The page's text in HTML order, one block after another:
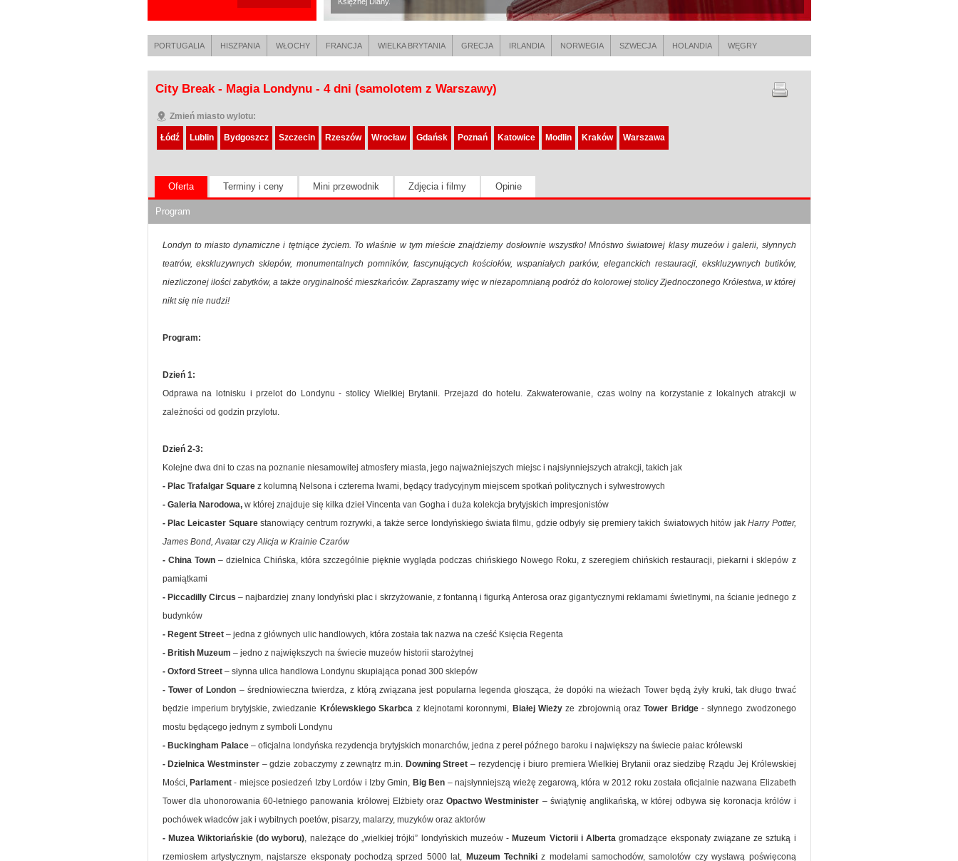
PORTUGALIA HISZPANIA WŁOCHY FRANCJA WIELKA BRYTANIA GRECJA IRLANDIA NORWEGIA SZWECJA HOLANDIA WĘGRY
City Break - Magia Londynu - 4 dni (samolotem z Warszawy)
Zmień miasto wylotu:
Łódź Lublin Bydgoszcz Szczecin Rzeszów Wrocław Gdańsk Poznań Katowice Modlin Kraków Warszawa
Oferta Terminy i ceny Mini przewodnik Zdjęcia i filmy Opinie
Program
Londyn to miasto dynamiczne i tętniące życiem. To właśnie w tym mieście znajdziemy dosłownie wszystko! Mnóstwo światowej klasy muzeów i galerii, słynnych
teatrów, ekskluzywnych sklepów, monumentalnych pomników, fascynujących kościołów, wspaniałych parków, eleganckich restauracji, ekskluzywnych butików,
niezliczonej ilości zabytków, a także oryginalność mieszkańców. Zapraszamy więc w niezapomnianą podróż do kolorowej stolicy Zjednoczonego Królestwa, w której
nikt się nie nudzi!
Program:
Dzień 1:
Odprawa na lotnisku i przelot do Londynu - stolicy Wielkiej Brytanii. Przejazd do hotelu. Zakwaterowanie, czas wolny na korzystanie z lokalnych atrakcji w
zależności od godzin przylotu.
Dzień 2-3:
Kolejne dwa dni to czas na poznanie niesamowitej atmosfery miasta, jego najważniejszych miejsc i najsłynniejszych atrakcji, takich jak
- Plac Trafalgar Square z kolumną Nelsona i czterema lwami, będący tradycyjnym miejscem spotkań politycznych i sylwestrowych
- Galeria Narodowa, w której znajduje się kilka dzieł Vincenta van Gogha i duża kolekcja brytyjskich impresjonistów
- Plac Leicaster Squarestanowiący centrum rozrywki, a także serce londyńskiego świata filmu, gdzie odbyły się premiery takich światowych hitów jakHarry Potter,
James Bond, AvatarczyAlicja w Krainie Czarów
- China Town – dzielnica Chińska, która szczególnie pięknie wygląda podczas chińskiego Nowego Roku, z szeregiem chińskich restauracji, piekarni i sklepów z
pamiątkami
- Piccadilly Circus– najbardziej znany londyński plac i skrzyżowanie, z fontanną i figurką Anterosa oraz gigantycznymi reklamami świetlnymi, na ścianie jednego z
budynków
- Regent Street – jedna z głównych ulic handlowych, która została tak nazwa na cześć Księcia Regenta
- British Muzeum – jedno z największych na świecie muzeów historii starożytnej
- Oxford Street – słynna ulica handlowa Londynu skupiająca ponad 300 sklepów
- Tower of London – średniowieczna twierdza, z którą związana jest popularna legenda głosząca, że dopóki na wieżach Tower będą żyły kruki, tak długo trwać
będzie imperium brytyjskie, zwiedzanie Królewskiego Skarbca z klejnotami koronnymi, Białej Wieżyze zbrojownią orazTower Bridge - słynnego zwodzonego
mostu będącego jednym z symboli Londynu
- Buckingham Palace – oficjalna londyńska rezydencja brytyjskich monarchów, jedna z pereł późnego baroku i największy na świecie pałac królewski
- Dzielnica Westminster– gdzie zobaczymy z zewnątrz m.in. Downing Street – rezydencję i biuro premiera Wielkiej Brytanii oraz siedzibę Rządu Jej Królewskiej
Mości, Parlament- miejsce posiedzeń Izby Lordów i Izby Gmin, Big Ben – najsłynniejszą wieżę zegarową, która w 2012 roku została oficjalnie nazwana Elizabeth
Tower dla uhonorowania 60-letniego panowania królowej Elżbiety orazOpactwo Westminister – świątynię anglikańską, w której odbywa się koronacja królów i
pochówek władców jak i wybitnych poetów, pisarzy, malarzy, muzyków oraz aktorów
- Muzea Wiktoriańskie (do wyboru), należące do „wielkiej trójki” londyńskich muzeów - Muzeum Victorii i Alberta gromadzące eksponaty związane ze sztuką i
rzemiosłem artystycznym, najstarsze eksponaty pochodzą sprzed 5000 lat, Muzeum Technikiz modelami samochodów, samolotów czy wystawą poświęconą